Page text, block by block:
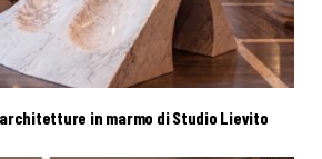
in marmo di Studio Lievito